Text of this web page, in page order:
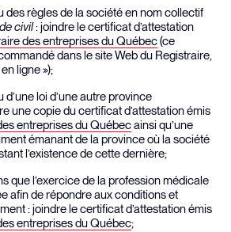
des règles de la société en nom collectif
civil: joindre le certificat d’attestation
des entreprises du Québec(ce
dans le site Web du Registraire,
ligne »);
loi d’une autre province
une copie du certificat d’attestation émis
entreprises du Québecainsi qu’une
émanant de la province où la société
l’existence de cette dernière;
que l’exercice de la profession médicale
afin de répondre aux conditions et
: joindre le certificat d’attestation émis
entreprises du Québec;